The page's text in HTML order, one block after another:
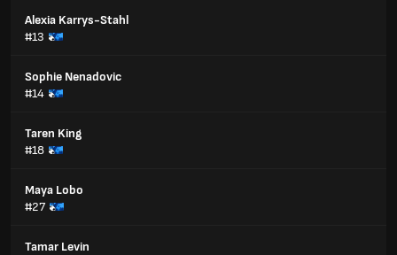
Alexia Karrys-Stahl
#13
Sophie Nenadovic
#14
Taren King
#18
Maya Lobo
#27
Tamar Levin